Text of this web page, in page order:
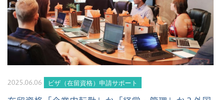
2025.06.06 ビザ（在留資格）申請サポート